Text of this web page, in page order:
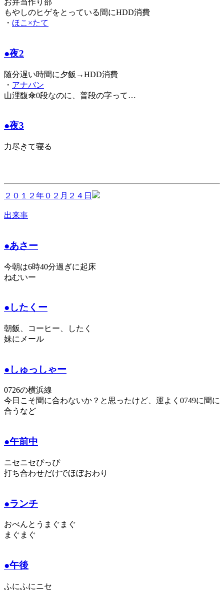
お弁当作り部
もやしのヒゲをとっている間にHDD消費
・ ほこ×たて
●夜2
随分遅い時間に夕飯→HDD消費
・ アナバン
山浬馥傘0段なのに、普段の字って…
●夜3
力尽きて寝る
２０１２年０２月２４日
出来事
●あさー
今朝は6時40分過ぎに起床
ねむいー
●したくー
朝飯、コーヒー、したく
妹にメール
●しゅっしゃー
0726の横浜線
今日こそ間に合わないか？と思ったけど、運よく0749に間に
合うなど
●午前中
ニセニセぴっぴ
打ち合わせだけでほぼおわり
●ランチ
おべんとうまぐまぐ
まぐまぐ
●午後
ふにふにニセ